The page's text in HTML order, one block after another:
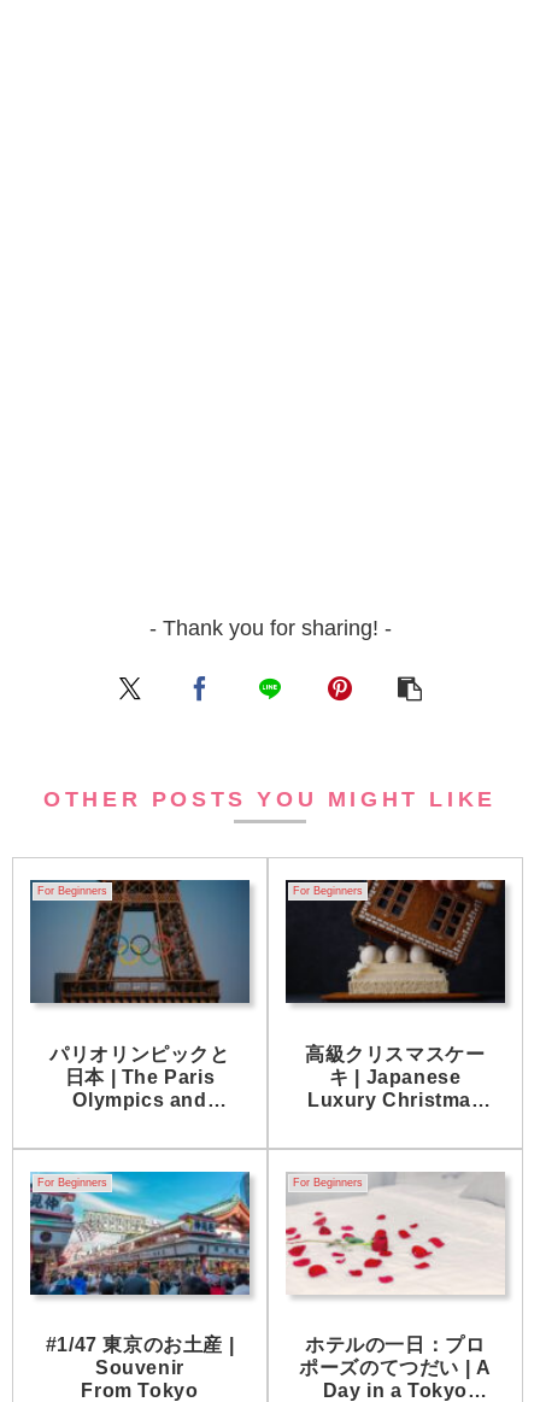
- Thank you for sharing! -
OTHER POSTS YOU MIGHT LIKE
For Beginners
パリオリンピックと
日本 | The Paris
Olympics and
For Beginners
高級クリスマスケー
キ | Japanese
Luxury Christmas
For Beginners
#1/47 東京のお土産 |
Souvenir
From Tokyo
For Beginners
ホテルの一日：プロ
ポーズのてつだい | A
Day in a Tokyo